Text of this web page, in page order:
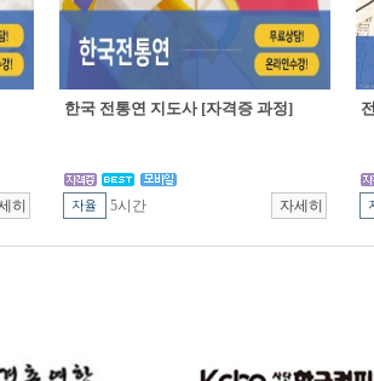
한국 전통연 지도사 [자격증 과정]
5시간